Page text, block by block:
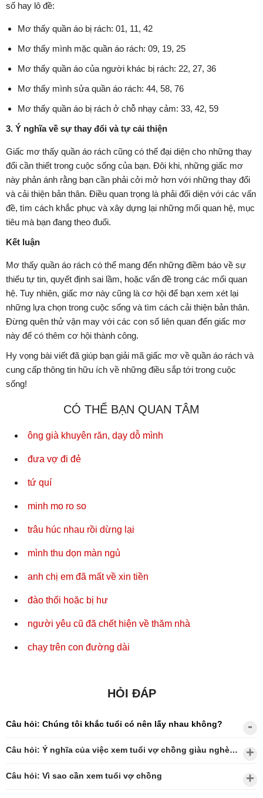
số hay lô đề:
Mơ thấy quần áo bị rách: 01, 11, 42
Mơ thấy mình mặc quần áo rách: 09, 19, 25
Mơ thấy quần áo của người khác bị rách: 22, 27, 36
Mơ thấy mình sửa quần áo rách: 44, 58, 76
Mơ thấy quần áo bị rách ở chỗ nhạy cảm: 33, 42, 59
3. Ý nghĩa về sự thay đổi và tự cải thiện
Giấc mơ thấy quần áo rách cũng có thể đại diện cho những thay
đổi cần thiết trong cuộc sống của bạn. Đôi khi, những giấc mơ
này phản ánh rằng bạn cần phải cởi mở hơn với những thay đổi
và cải thiện bản thân. Điều quan trọng là phải đối diện với các vấn
đề, tìm cách khắc phục và xây dựng lại những mối quan hệ, mục
tiêu mà bạn đang theo đuổi.
Kết luận
Mơ thấy quần áo rách có thể mang đến những điềm báo về sự
thiếu tự tin, quyết định sai lầm, hoặc vấn đề trong các mối quan
hệ. Tuy nhiên, giấc mơ này cũng là cơ hội để bạn xem xét lại
những lựa chọn trong cuộc sống và tìm cách cải thiện bản thân.
Đừng quên thử vận may với các con số liên quan đến giấc mơ
này để có thêm cơ hội thành công.
Hy vọng bài viết đã giúp bạn giải mã giấc mơ về quần áo rách và
cung cấp thông tin hữu ích về những điều sắp tới trong cuộc
sống!
CÓ THỂ BẠN QUAN TÂM
ông già khuyên răn, dạy dỗ mình
đưa vợ đi đẻ
tứ quí
minh mo ro so
trâu húc nhau rồi dừng lại
mình thu dọn màn ngủ
anh chị em đã mất về xin tiền
đào thối hoặc bị hư
người yêu cũ đã chết hiện về thăm nhà
chạy trên con đường dài
HỎI ĐÁP
Câu hỏi: Chúng tôi khắc tuổi có nên lấy nhau không?
Câu hỏi: Ý nghĩa của việc xem tuổi vợ chồng giàu nghèo?
Câu hỏi: Vì sao cần xem tuổi vợ chồng